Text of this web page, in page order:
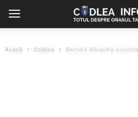
Acasă Codlea Bienala Albastră